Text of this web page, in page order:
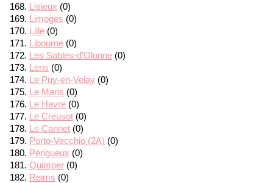
Lisieux (0)
Limoges (0)
Lille (0)
Libourne (0)
Les Sables-d'Olonne (0)
Lens (0)
Le Puy-en-Velay (0)
Le Mans (0)
Le Havre (0)
Le Creusot (0)
Le Cannet (0)
Porto-Vecchio (2A) (0)
Périgueux (0)
Quimper (0)
Reims (0)